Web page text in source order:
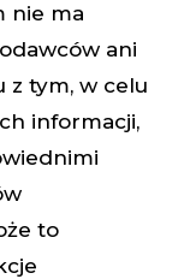
nie ma
ani
z tym, w celu
informacji,
to